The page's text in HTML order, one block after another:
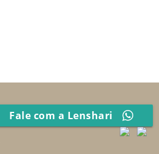
Fale com a Lenshari